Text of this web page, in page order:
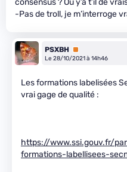
consensus ? Ou y’a t’il de
-Pas de troll, je m’interroge
PSXBH
Premium
Le 28/10/2021 à 14h46
Les formations labelisées
vrai gage de qualité :
https://www.ssi.gouv.fr/
formations-labellisees-